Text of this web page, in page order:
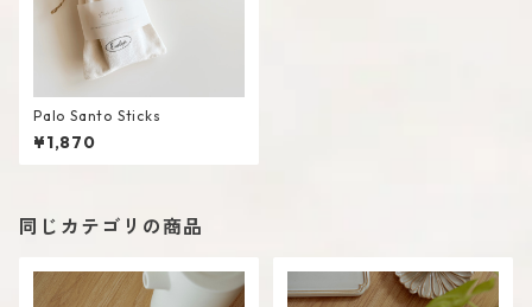
Palo Santo Sticks
¥1,870
同じカテゴリの商品